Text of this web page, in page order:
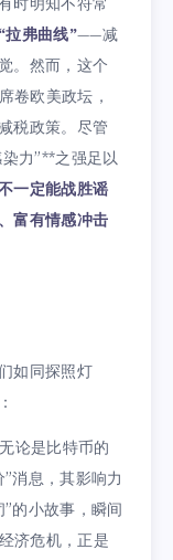
时明知不符常
“拉弗曲线”——减
。然而，这个
卷欧美政坛，
税政策。尽管
力”**之强足以
一定能战胜谣
富有情感冲击
如同探照灯
论是比特币的
消息，其影响力
的小故事，瞬间
济危机，正是